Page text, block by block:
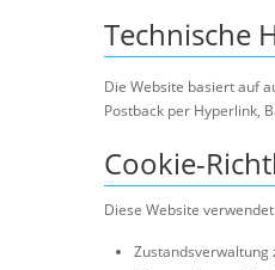
Technische
Die Website basiert auf
Postback per Hyperlink,
Cookie-
Diese Website
Zustandsverwaltung